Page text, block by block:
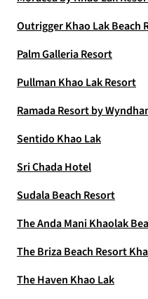
Outrigger Khao Lak Beach
Palm Galleria Resort
Pullman Khao Lak Resort
Ramada Resort by
Sentido Khao Lak
Sri Chada Hotel
Sudala Beach Resort
The Anda Mani Khaolak
The Briza Beach Resort
The Haven Khao Lak